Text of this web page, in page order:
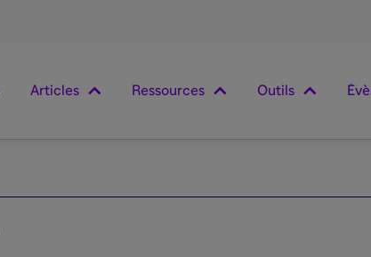
Articles Ressources Outils